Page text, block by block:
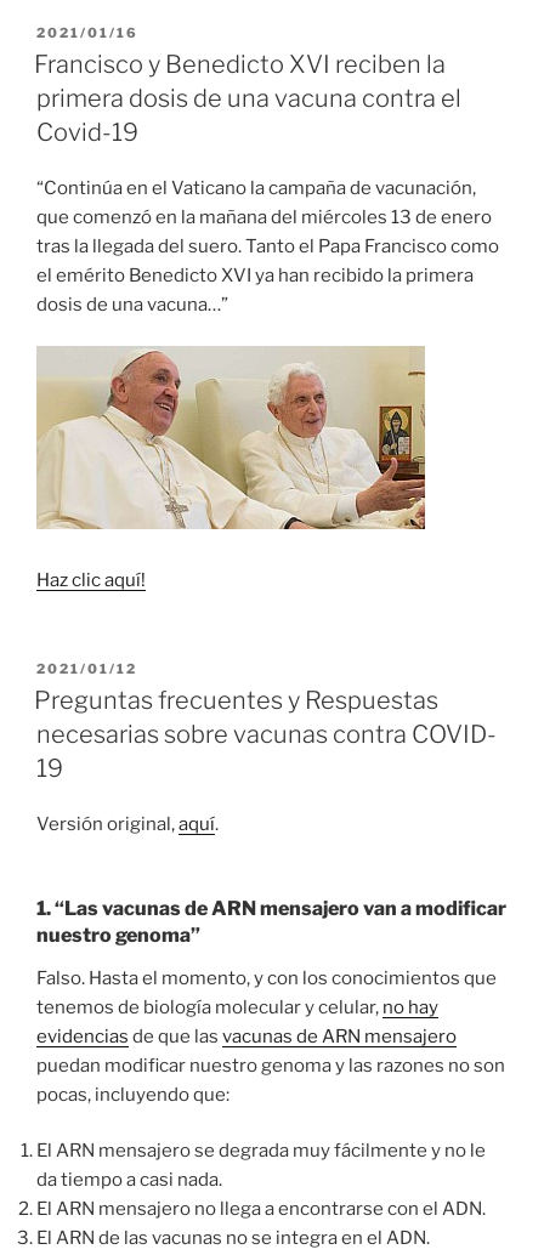
PUBLICADO
EL
2021/01/16
Francisco y Benedicto XVI reciben la
primera dosis de una vacuna contra el
Covid-19
“Continúa en el Vaticano la campaña de vacunación,
que comenzó en la mañana del miércoles 13 de enero
tras la llegada del suero. Tanto el Papa Francisco como
el emérito Benedicto XVI ya han recibido la primera
dosis de una vacuna…”
Haz clic aquí!
PUBLICADO
EL
2021/01/12
Preguntas frecuentes y Respuestas
necesarias sobre vacunas contra COVID-
19
Versión original,aquí.
1. “Las vacunas de ARN mensajero van a modificar
nuestro genoma”
Falso. Hasta el momento, y con los conocimientos que
tenemos de biología molecular y celular, no hay
evidencias de que las vacunas de ARN mensajero
puedan modificar nuestro genoma y las razones no son
pocas, incluyendo que:
El ARN mensajero se degrada muy fácilmente y no le
da tiempo a casi nada.
El ARN mensajero no llega a encontrarse con el ADN.
El ARN de las vacunas no se integra en el ADN.